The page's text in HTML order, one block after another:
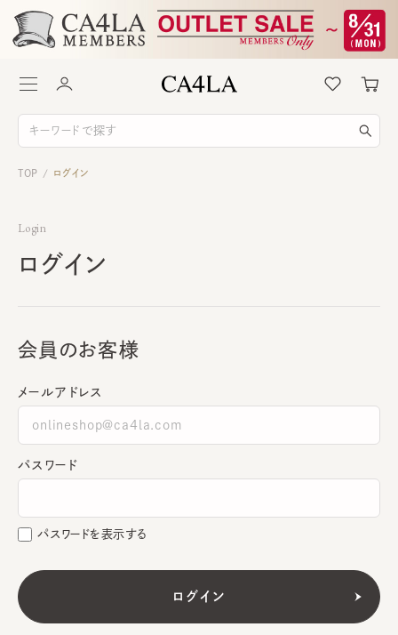
TOP / ログイン
Login
ログイン
会員のお客様
メールアドレス
パスワード
パスワードを表示する